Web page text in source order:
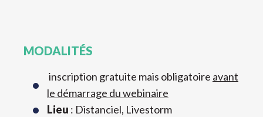
MODALITÉS
inscription gratuite mais obligatoire avant
le démarrage du webinaire
Lieu : Distanciel, Livestorm